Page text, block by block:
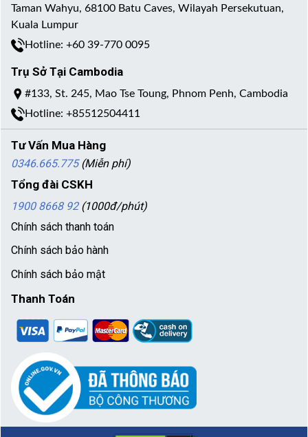
Taman Wahyu, 68100 Batu Caves, Wilayah Persekutuan,
Kuala Lumpur
Hotline: +60 39-770 0095
Trụ Sở Tại Cambodia
#133, St. 245, Mao Tse Toung, Phnom Penh, Cambodia
Hotline: +85512504411
Tư Vấn Mua Hàng
0346.665.775 (Miễn phí)
Tổng đài CSKH
1900 8668 92 (1000đ/phút)
Chính sách thanh toán
Chính sách bảo hành
Chính sách bảo mật
Thanh Toán